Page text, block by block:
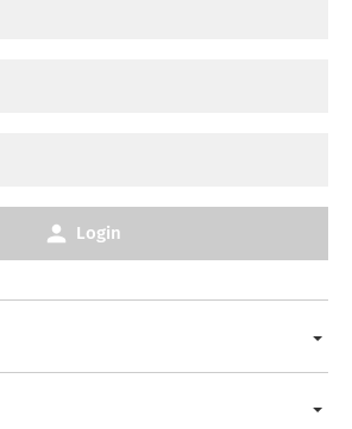
Login